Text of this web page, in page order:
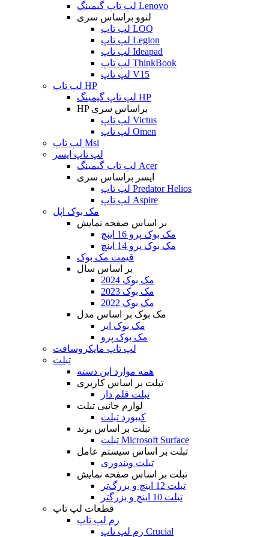
لپ تاپ گیمینگ Lenovo
لنوو براساس سری
لپ تاپ LOQ
لپ تاپ Legion
لپ تاپ Ideapad
لپ تاپ ThinkBook
لپ تاپ V15
لپ تاپ HP
لپ تاپ گیمینگ HP
HP براساس سری
لپ تاپ Victus
لپ تاپ Omen
لپ تاپ Msi
لپ تاپ ایسر
لپ تاپ گیمینگ Acer
ایسر براساس سری
لپ تاپ Predator Helios
لپ تاپ Aspire
مک بوک اپل
بر اساس صفحه نمایش
مک بوک پرو 16 اینچ
مک بوک پرو 14 اینچ
قیمت مک بوک
بر اساس سال
مک بوک 2024
مک بوک 2023
مک بوک 2022
مک بوک بر اساس مدل
مک بوک ایر
مک بوک پرو
لپ تاپ مایکروسافت
تبلت
همه موارد این دسته
تبلت بر اساس کاربری
تبلت قلم دار
لوازم جانبی تبلت
کیبورد تبلت
تبلت بر اساس برند
تبلت Microsoft Surface
تبلت بر اساس سیستم عامل
تبلت ویندوزی
تبلت بر اساس صفحه نمایش
تبلت 12 اینچ و بزرگ‌تر
تبلت 10 اینچ و بزرگتر
قطعات لپ تاپ
رم لپ تاپ
رم لپ تاپ Crucial